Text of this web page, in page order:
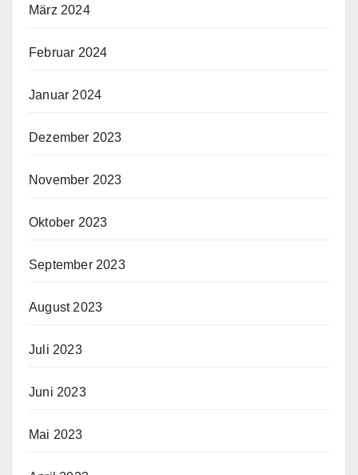
März 2024
Februar 2024
Januar 2024
Dezember 2023
November 2023
Oktober 2023
September 2023
August 2023
Juli 2023
Juni 2023
Mai 2023